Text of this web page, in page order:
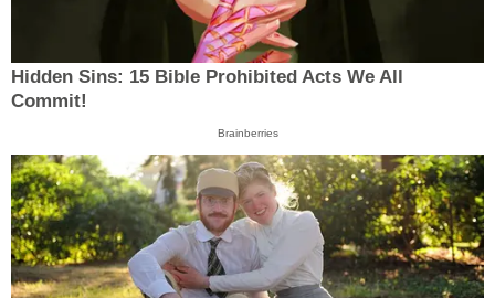
Hidden Sins: 15 Bible Prohibited Acts We All
Commit!
Brainberries